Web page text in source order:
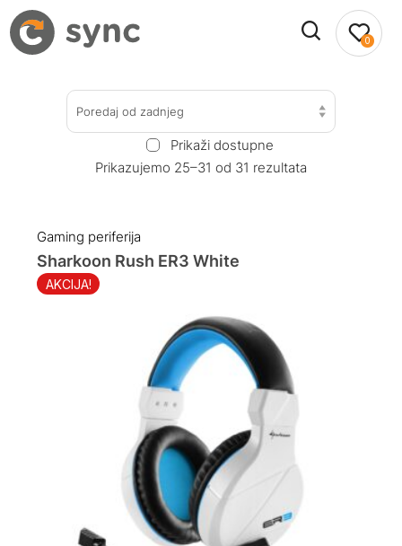
0
Poredaj od zadnjeg
Prikaži dostupne
Prikazujemo 25–31 od 31 rezultata
Gaming periferija
AKCIJA!
Sharkoon Rush ER3 White